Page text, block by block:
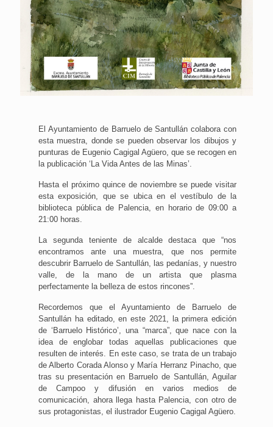
El Ayuntamiento de Barruelo de Santullán colabora con
esta muestra, donde se pueden observar los dibujos y
punturas de Eugenio Cagigal Agüero, que se recogen en
la publicación ‘La Vida Antes de las Minas’.
Hasta el próximo quince de noviembre se puede visitar
esta exposición, que se ubica en el vestíbulo de la
biblioteca pública de Palencia, en horario de 09:00 a
21:00 horas.
La segunda teniente de alcalde destaca que “nos
encontramos ante una muestra, que nos permite
descubrir Barruelo de Santullán, las pedanías, y nuestro
valle, de la mano de un artista que plasma
perfectamente la belleza de estos rincones”.
Recordemos que el Ayuntamiento de Barruelo de
Santullán ha editado, en este 2021, la primera edición
de ‘Barruelo Histórico’, una “marca”, que nace con la
idea de englobar todas aquellas publicaciones que
resulten de interés. En este caso, se trata de un trabajo
de Alberto Corada Alonso y María Herranz Pinacho, que
tras su presentación en Barruelo de Santullán, Aguilar
de Campoo y difusión en varios medios de
comunicación, ahora llega hasta Palencia, con otro de
sus protagonistas, el ilustrador Eugenio Cagigal Agüero.